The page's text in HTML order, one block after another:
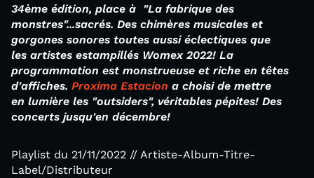
34ème édition, place à "La fabrique des
monstres"...sacrés. Des chimères musicales et
gorgones sonores toutes aussi éclectiques que
les artistes estampillés Womex 2022! La
programmation est monstrueuse et riche en têtes
d'affiches. Proxima Estacion a choisi de mettre
en lumière les "outsiders", véritables pépites! Des
concerts jusqu'en décembre!
Playlist du 21/11/2022 // Artiste-Album-Titre-
Label/Distributeur